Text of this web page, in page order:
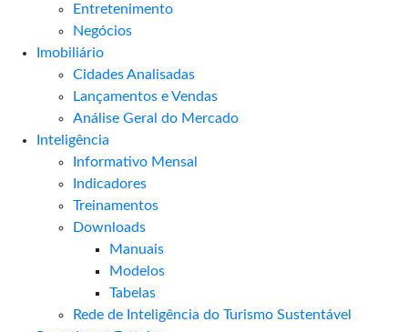
Entretenimento
Negócios
Imobiliário
Cidades Analisadas
Lançamentos e Vendas
Análise Geral do Mercado
Inteligência
Informativo Mensal​
Indicadores
Treinamentos
Downloads
Manuais
Modelos
Tabelas
Rede de Inteligência do Turismo Sustentável